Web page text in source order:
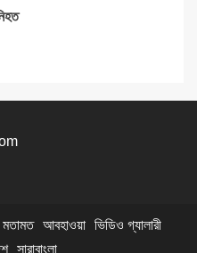
মতামত আবহাওয়া ভিডিও গ্যালারী
সারাবাংলা